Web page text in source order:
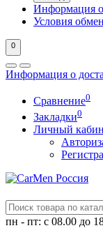
Информация о
Условия
0
Информация о
Сравнение0
Закладки0
Личный
пн - пт: с 08.00 до